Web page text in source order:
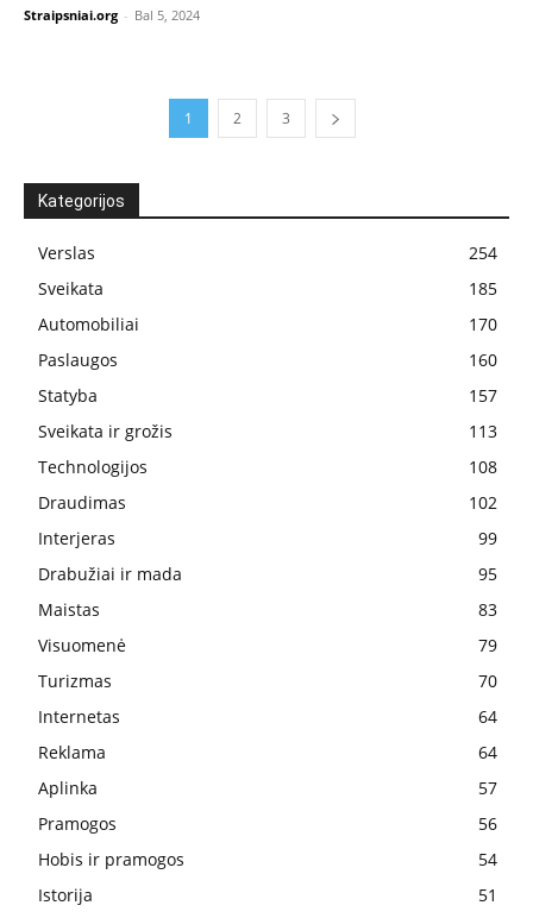
Straipsniai.org - Bal 5, 2024
1 2 3
Kategorijos
Verslas
254
Sveikata
185
Automobiliai
170
Paslaugos
160
Statyba
157
Sveikata ir grožis
113
Technologijos
108
Draudimas
102
Interjeras
99
Drabužiai ir mada
95
Maistas
83
Visuomenė
79
Turizmas
70
Internetas
64
Reklama
64
Aplinka
57
Pramogos
56
Hobis ir pramogos
54
Istorija
51